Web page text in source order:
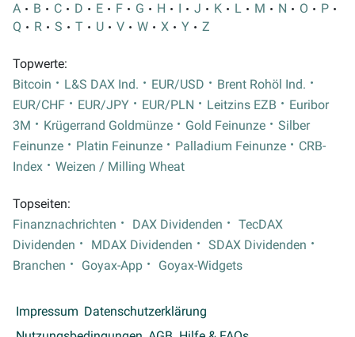
A
B C D E F G H I J K L M N O
P
Q
R S T U V W X Y Z
Topwerte:
Bitcoin
L&S DAX Ind. EUR/USD
Brent Rohöl Ind.
EUR/CHF
EUR/JPY EUR/PLN Leitzins EZB
Euribor
3M
Krügerrand Goldmünze Gold Feinunze
Silber
Feinunze
Platin Feinunze Palladium Feinunze
CRB-
Index
Weizen / Milling Wheat
Topseiten:
Finanznachrichten
DAX Dividenden
TecDAX
Dividenden
MDAX Dividenden
SDAX Dividenden
Branchen
Goyax-App Goyax-Widgets
Impressum Datenschutzerklärung